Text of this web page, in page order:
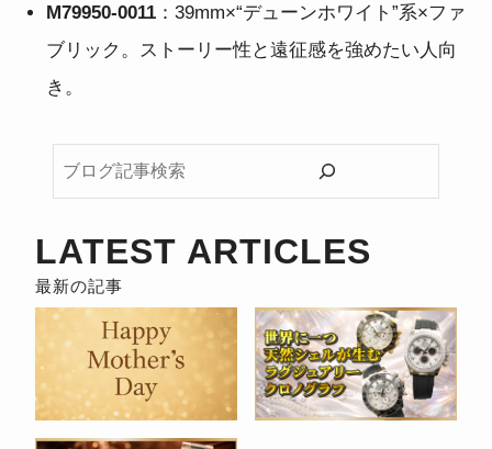
M79950-0011：39mm×“デューンホワイト”系×ファ
ブリック。ストーリー性と遠征感を強めたい人向
き。
ロ
記
事
検
索
LATEST ARTICLES